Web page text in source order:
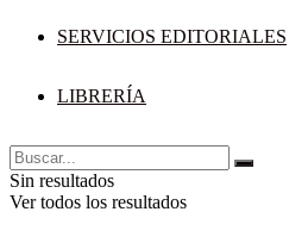
SERVICIOS EDITORIALES
LIBRERÍA
Sin resultados
Ver todos los resultados